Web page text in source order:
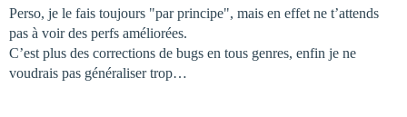
Perso, je le fais toujours "par principe", mais en effet ne t’attends
pas à voir des perfs améliorées.
C’est plus des corrections de bugs en tous genres, enfin je ne
voudrais pas généraliser trop…